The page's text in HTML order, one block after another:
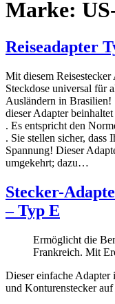
Marke:
Reiseadapter
Mit diesem
Steckdose universal für
Ausländern in Brasilien!
dieser Adapter
. Es entspricht den
. Sie stellen sicher,
Spannung! Dieser
umgekehrt; dazu…
Stecker-
– Typ E
Ermöglicht die
Frankreich. Mit
Dieser einfache Adapter
und Konturenstecker